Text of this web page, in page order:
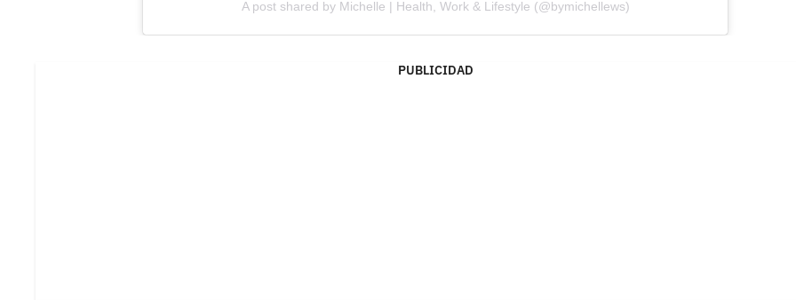
A post shared by Michelle | Health, Work & Lifestyle (@bymichellews)
PUBLICIDAD